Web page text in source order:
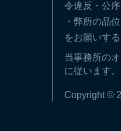
令違反・公
・弊所の品
をお願いす
当事務所の
に従います。
Copyright ©